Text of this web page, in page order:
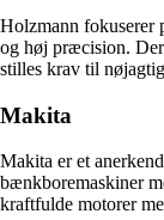
Holzmann fokuserer
og høj præcision.
stilles krav til
Makita
Makita er et
bænkboremaskiner
kraftfulde motorer